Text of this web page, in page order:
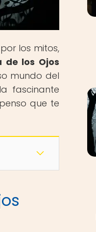
los mitos,
de los Ojos
mundo del
fascinante
que te